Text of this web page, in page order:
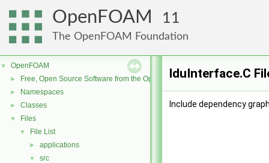
OpenFOAM 11
The OpenFOAM Foundation
▼ OpenFOAM
► Free, Open Source Software from the OpenFOAM Foundation
► Namespaces
► Classes
▼ Files
▼ File List
► applications
▼ src
lduInterface.C
Include dependency